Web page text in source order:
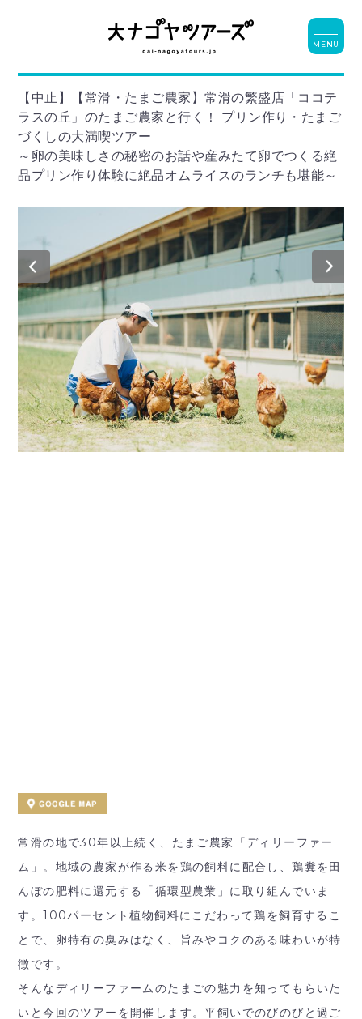
【中止】【常滑・たまご農家】常滑の繁盛店「ココテ
ラスの丘」のたまご農家と行く！ プリン作り・たまご
づくしの大満喫ツアー
～卵の美味しさの秘密のお話や産みたて卵でつくる絶
品プリン作り体験に絶品オムライスのランチも堪能～
常滑の地で30年以上続く、たまご農家「ディリーファー
ム」。地域の農家が作る米を鶏の飼料に配合し、鶏糞を田
んぼの肥料に還元する「循環型農業」に取り組んでいま
す。100パーセント植物飼料にこだわって鶏を飼育するこ
とで、卵特有の臭みはなく、旨みやコクのある味わいが特
徴です。
そんなディリーファームのたまごの魅力を知ってもらいた
いと今回のツアーを開催します。平飼いでのびのびと過ご
MENU